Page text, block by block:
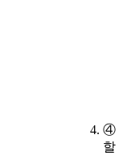
④
할